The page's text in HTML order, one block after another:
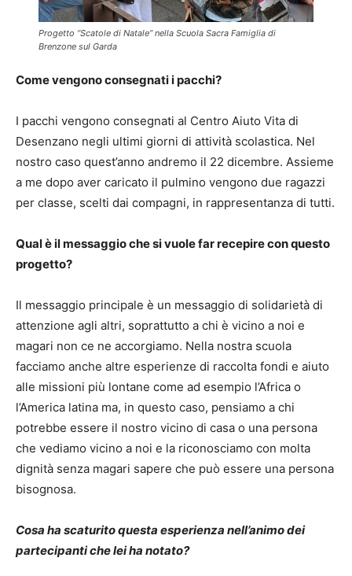
Progetto “Scatole di Natale” nella Scuola Sacra Famiglia di
Brenzone sul Garda
Come vengono consegnati i pacchi?
I pacchi vengono consegnati al Centro Aiuto Vita di
Desenzano negli ultimi giorni di attività scolastica. Nel
nostro caso quest’anno andremo il 22 dicembre. Assieme
a me dopo aver caricato il pulmino vengono due ragazzi
per classe, scelti dai compagni, in rappresentanza di tutti.
Qual è il messaggio che si vuole far recepire con questo
progetto?
Il messaggio principale è un messaggio di solidarietà di
attenzione agli altri, soprattutto a chi è vicino a noi e
magari non ce ne accorgiamo. Nella nostra scuola
facciamo anche altre esperienze di raccolta fondi e aiuto
alle missioni più lontane come ad esempio l’Africa o
l’America latina ma, in questo caso, pensiamo a chi
potrebbe essere il nostro vicino di casa o una persona
che vediamo vicino a noi e la riconosciamo con molta
dignità senza magari sapere che può essere una persona
bisognosa.
Cosa ha scaturito questa esperienza nell’animo dei
partecipanti che lei ha notato?